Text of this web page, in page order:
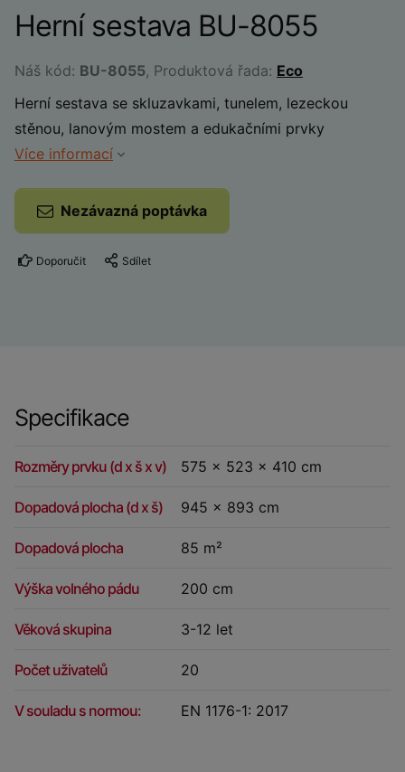
Herní sestava BU-8055
Náš kód: BU-8055, Produktová řada: Eco
Herní sestava se skluzavkami, tunelem, lezeckou
stěnou, lanovým mostem a edukačními prvky
Více informací
Nezávazná poptávka
Doporučit Sdílet
Specifikace
Rozměry prvku (d x š x v) 575 x 523 x 410 cm
Dopadová plocha (d x š) 945 x 893 cm
Dopadová plocha 85 m²
Výška volného pádu 200 cm
Věková skupina 3-12 let
Počet uživatelů 20
V souladu s normou: EN 1176-1: 2017